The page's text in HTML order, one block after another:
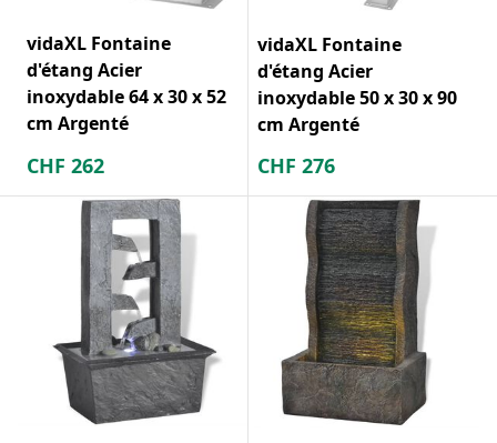
vidaXL Fontaine
d'étang Acier
inoxydable 64 x 30 x 52
cm Argenté
CHF 262
vidaXL Fontaine
d'étang Acier
inoxydable 50 x 30 x 90
cm Argenté
CHF 276